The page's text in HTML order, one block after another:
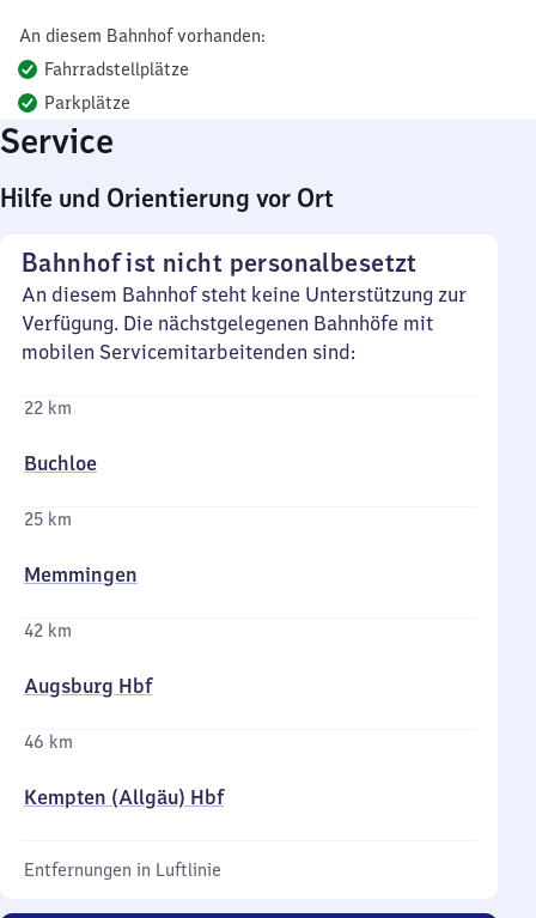
An diesem Bahnhof vorhanden:
Fahrradstellplätze
Parkplätze
Service
Hilfe und Orientierung vor Ort
Bahnhof ist nicht personalbesetzt
An diesem Bahnhof steht keine Unterstützung zur
Verfügung. Die nächstgelegenen Bahnhöfe mit
mobilen Servicemitarbeitenden sind:
22 km
Buchloe
25 km
Memmingen
42 km
Augsburg Hbf
46 km
Kempten (Allgäu) Hbf
Entfernungen in Luftlinie